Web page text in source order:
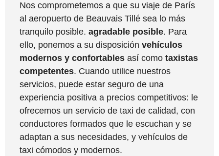
Nos comprometemos a que su viaje de París
al aeropuerto de Beauvais Tillé sea lo más
tranquilo posible. agradable posible. Para
ello, ponemos a su disposición vehículos
modernos y confortables así como taxistas
competentes. Cuando utilice nuestros
servicios, puede estar seguro de una
experiencia positiva a precios competitivos: le
ofrecemos un servicio de taxi de calidad, con
conductores formados que le escuchan y se
adaptan a sus necesidades, y vehículos de
taxi cómodos y modernos.